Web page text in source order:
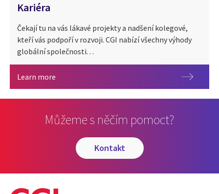
Kariéra
Čekají tu na vás lákavé projekty a nadšení kolegové,
kteří vás podpoří v rozvoji. CGI nabízí všechny výhody
globální společnosti. . .
Learn more
Můžeme s něčím pomoct?
kontakt